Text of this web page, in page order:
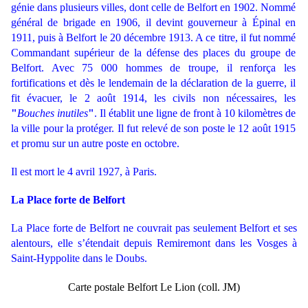
génie dans plusieurs villes, dont celle de Belfort en 1902. Nommé
général de brigade en 1906, il devint gouverneur à Épinal en
1911, puis à Belfort le 20 décembre 1913. A ce titre, il fut nommé
Commandant supérieur de la défense des places du groupe de
Belfort. Avec 75 000 hommes de troupe, il renforça les
fortifications et dès le lendemain de la déclaration de la guerre, il
fit évacuer, le 2 août 1914, les civils non nécessaires, les
"Bouches inutiles". Il établit une ligne de front à 10 kilomètres de
la ville pour la protéger. Il fut relevé de son poste le 12 août 1915
et promu sur un autre poste en octobre.
Il est mort le 4 avril 1927, à Paris.
La Place forte de Belfort
La Place forte de Belfort ne couvrait pas seulement Belfort et ses
alentours, elle s’étendait depuis Remiremont dans les Vosges à
Saint-Hyppolite dans le Doubs.
Carte postale Belfort Le Lion (coll. JM)